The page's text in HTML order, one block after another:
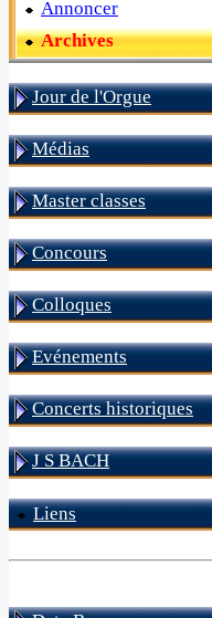
Annoncer
Archives
Jour de l'Orgue
Médias
Master classes
Concours
Colloques
Evénements
Concerts historiques
J S BACH
Liens